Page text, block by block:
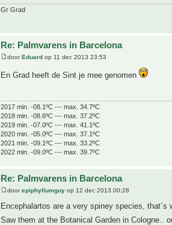
Gr Grad
Re: Palmvarens in Barcelona
doorEduard op 11 dec 2013 23:53
En Grad heeft de Sint je mee genomen
2017 min. -08.1ºC --- max. 34.7ºC
2018 min. -08.6ºC --- max. 37.2ºC
2019 min. -07.0ºC --- max. 41.1ºC
2020 min. -05.0ºC --- max. 37.1ºC
2021 min. -09.1ºC --- max. 33.2ºC
2022 min. -09.0ºC --- max. 39.7ºC
Re: Palmvarens in Barcelona
doorepiphyllumguy op 12 dec 2013 00:28
Encephalartos are a very spiney species, that´s
Saw them at the Botanical Garden in Cologne..